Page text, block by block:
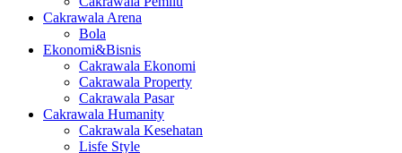
Cakrawala Arena
Bola
Ekonomi&Bisnis
Cakrawala Ekonomi
Cakrawala Property
Cakrawala Pasar
Cakrawala Humanity
Cakrawala Kesehatan
Lisfe Style